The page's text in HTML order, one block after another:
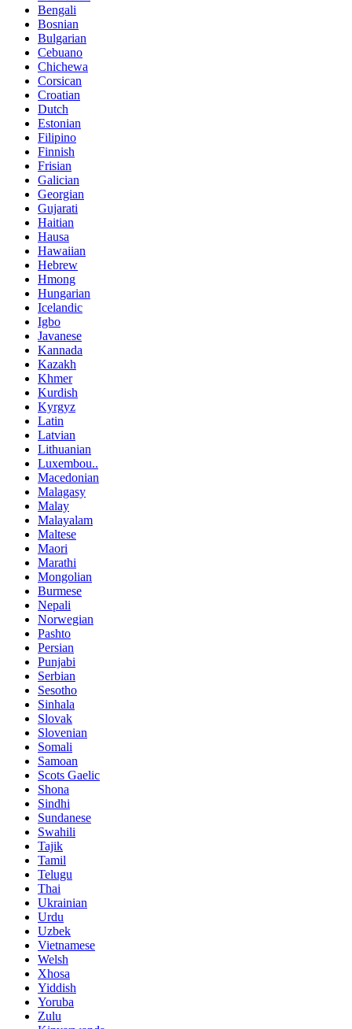
Bengali
Bosnian
Bulgarian
Cebuano
Chichewa
Corsican
Croatian
Dutch
Estonian
Filipino
Finnish
Frisian
Galician
Georgian
Gujarati
Haitian
Hausa
Hawaiian
Hebrew
Hmong
Hungarian
Icelandic
Igbo
Javanese
Kannada
Kazakh
Khmer
Kurdish
Kyrgyz
Latin
Latvian
Lithuanian
Luxembou..
Macedonian
Malagasy
Malay
Malayalam
Maltese
Maori
Marathi
Mongolian
Burmese
Nepali
Norwegian
Pashto
Persian
Punjabi
Serbian
Sesotho
Sinhala
Slovak
Slovenian
Somali
Samoan
Scots Gaelic
Shona
Sindhi
Sundanese
Swahili
Tajik
Tamil
Telugu
Thai
Ukrainian
Urdu
Uzbek
Vietnamese
Welsh
Xhosa
Yiddish
Yoruba
Zulu